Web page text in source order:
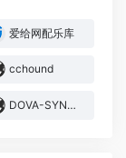
爱给网配乐库
cchound
DOVA-SYNDROME